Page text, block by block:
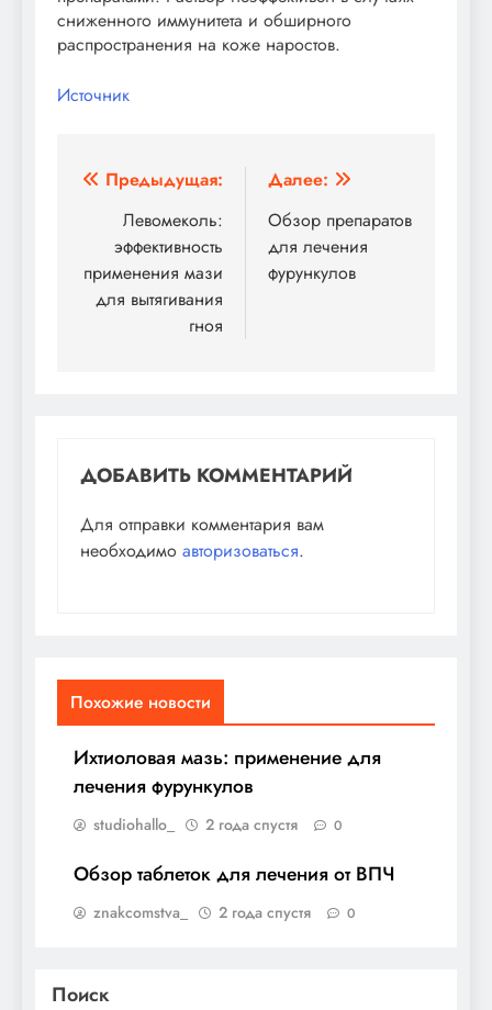
сниженного иммунитета и обширного
распространения на коже наростов.
Источник
Навигация
записям
Предыдущая:
Левомеколь:
эффективность
применения мази
для вытягивания
гноя
Далее:
Обзор препаратов
для лечения
фурункулов
ДОБАВИТЬ КОММЕНТАРИЙ
Для отправки комментария вам
необходимо авторизоваться.
Похожие новости
Ихтиоловая мазь: применение для
лечения фурункулов
studiohallo_ 2 года спустя 0
Обзор таблеток для лечения от ВПЧ
znakcomstva_ 2 года спустя 0
Поиск